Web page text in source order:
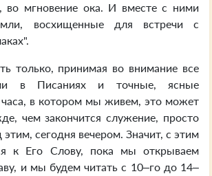
во мгновение ока. И вместе с ними
восхищенные для встречи с
только, принимая во внимание все
в Писаниях и точные, ясные
в котором мы живем, это может
чем закончится служение, просто
этим, сегодня вечером. Значит, с этим
к Его Слову, пока мы открываем
и мы будем читать с 10–го до 14–